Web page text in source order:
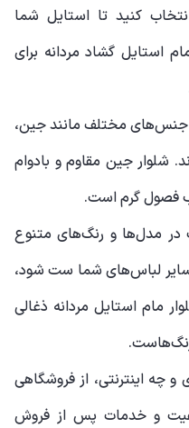
کنید تا استایل شما
استایل گشاد مردانه برای
جنس‌های مختلف مانند جین،
شلوار جین مقاوم و بادوام
فصول گرم است.
در مدل‌ها و رنگ‌های متنوع
لباس‌های شما ست شود،
مام استایل مردانه ذغالی
چه اینترنتی، از فروشگاهی
و خدمات پس از فروش